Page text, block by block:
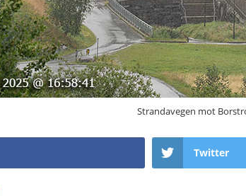
Strandavegen mot
Twitter